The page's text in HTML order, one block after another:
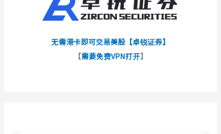
无需港卡即可交易美股【卓锐证券】
【需要免费VPN打开】